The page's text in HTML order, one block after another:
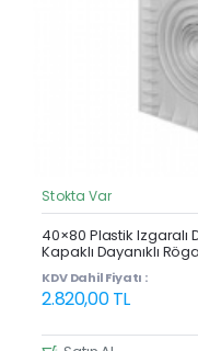
Stokta Var
40×80 Plastik Izgaralı
Kapaklı Dayanıklı
KDV Dahil Fiyatı :
2.820,00 TL